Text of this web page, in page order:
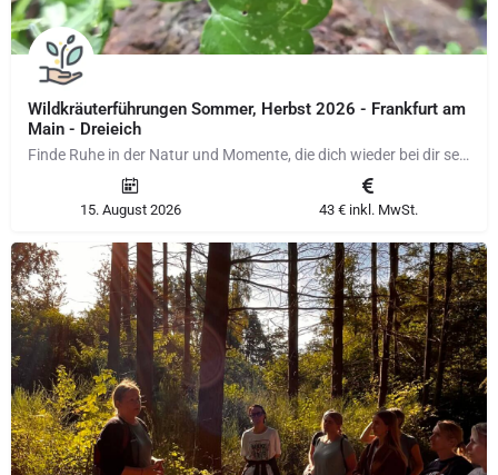
Wildkräuterführungen Sommer, Herbst 2026 - Frankfurt am
Main - Dreieich
Finde Ruhe in der Natur und Momente, die dich wieder bei dir selbst ankommen lassen Auf meinen…
15. August 2026 43 € inkl. MwSt.